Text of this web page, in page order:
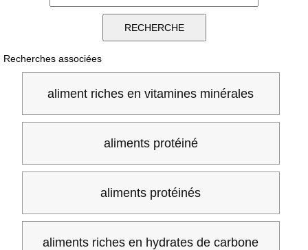
Recherches associées
aliment riches en vitamines minérales
aliments protéiné
aliments protéinés
aliments riches en hydrates de carbone